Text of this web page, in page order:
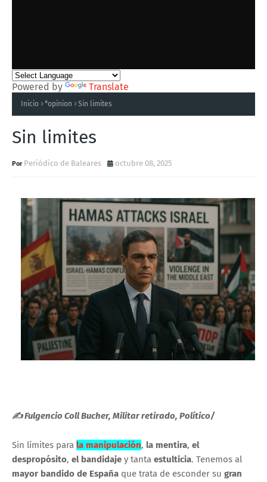
Powered by Translate
Inicio *opinion Sin limites
Sin limites
Periódico de Baleares octubre 08, 2025
✍ Fulgencio Coll Bucher, Militar retirado, Político/
Sin límites para la manipulación, la mentira, el
despropósito, el bandidaje y tanta estulticia. Tenemos al
mayor bandido de España que trata de esconder su gran